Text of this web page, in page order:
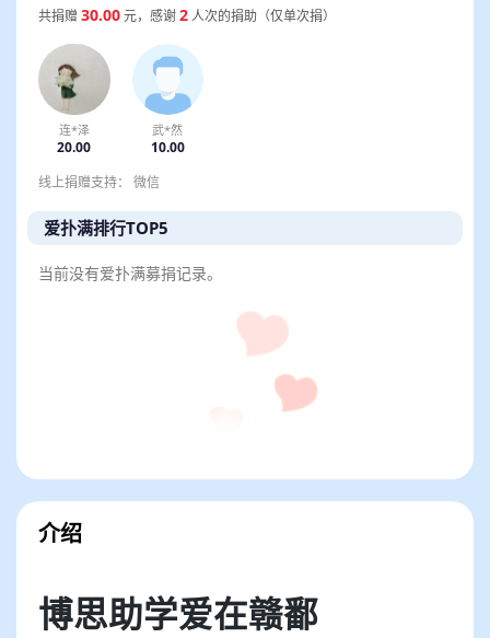
共捐赠 30.00元，感谢2人次的捐助（仅单次捐）
连*泽
20.00
武*然
10.00
线上捐赠支持： 微信
爱扑满排行TOP5
当前没有爱扑满募捐记录。
介绍
博思助学爱在赣鄱